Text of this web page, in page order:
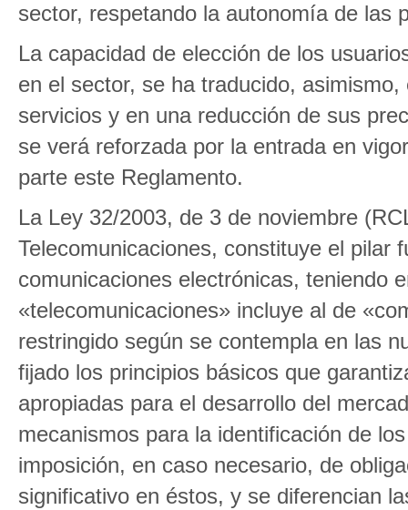
sector, respetando la autonomía de las
La capacidad de elección de los
en el sector, se ha traducido,
servicios y en una reducción de sus
se verá reforzada por la entrada en
parte este Reglamento.
La Ley 32/2003, de 3 de noviembre
Telecomunicaciones, constituye el pilar
comunicaciones electrónicas, teniendo
«telecomunicaciones» incluye al de
restringido según se contempla en las
fijado los principios básicos que
apropiadas para el desarrollo del
mecanismos para la identificación de
imposición, en caso necesario, de
significativo en éstos, y se diferencian